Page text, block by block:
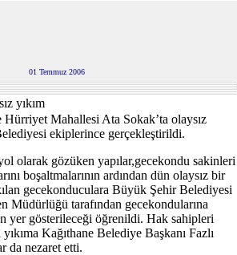
01 Temmuz 2006
yıkım
Hürriyet Mahallesi Ata Sokak’ta olaysız
ekiplerince gerçekleştirildi.
olarak gözüken yapılar,gecekondu sakinleri
boşaltmalarının ardından dün olaysız bir
gecekonduculara Büyük Şehir Belediyesi
Müdürlüğü tarafından gecekondularına
yer gösterileceği öğrenildi. Hak sahipleri
Kağıthane Belediye Başkanı Fazlı
da nezaret etti.